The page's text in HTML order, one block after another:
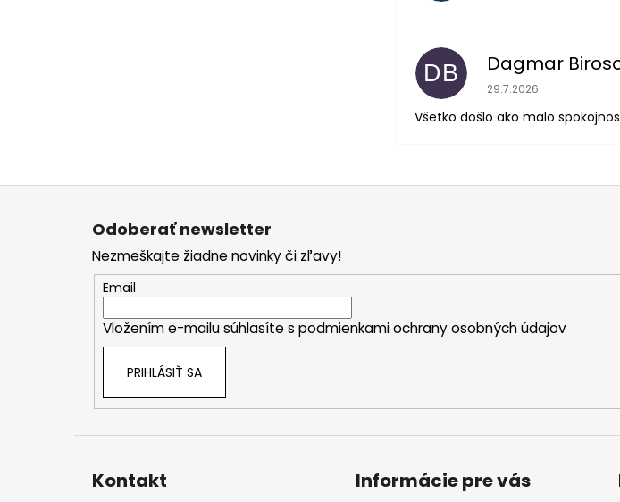
DB Dagmar
Hodnotenie obchodu
29.7.2026
Všetko došlo ako malo
Odoberať newsletter
Nezmeškajte žiadne novinky či zľavy!
Email
Vložením e-mailu súhlasíte s podmienkami ochrany osobných údajov
PRIHLÁSIŤ SA
Kontakt Informácie pre vás